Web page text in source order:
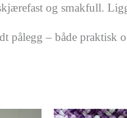
og smakfull.
pålegg – både praktisk